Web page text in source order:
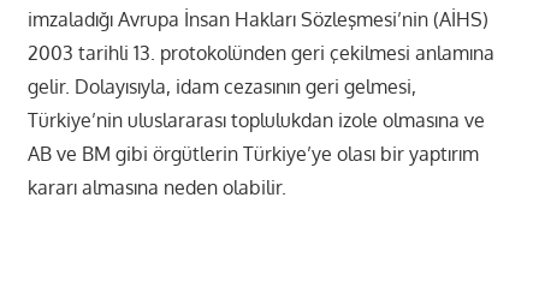
imzaladığı Avrupa İnsan Hakları Sözleşmesi’nin (AİHS)
2003 tarihli 13. protokolünden geri çekilmesi anlamına
gelir. Dolayısıyla, idam cezasının geri gelmesi,
Türkiye’nin uluslararası toplulukdan izole olmasına ve
AB ve BM gibi örgütlerin Türkiye’ye olası bir yaptırım
kararı almasına neden olabilir.